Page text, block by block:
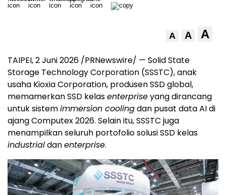
A A A
TAIPEI, 2 Juni 2026 /PRNewswire/ — Solid State
Storage Technology Corporation (SSSTC), anak
usaha Kioxia Corporation, produsen SSD global,
memamerkan SSD kelasenterpriseyang dirancang
untuk sistemimmersion coolingdan pusat data AI di
ajang Computex 2026. Selain itu, SSSTC juga
menampilkan seluruh portofolio solusi SSD kelas
industrialdanenterprise.